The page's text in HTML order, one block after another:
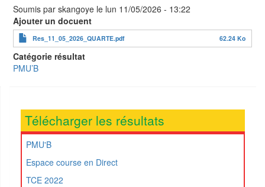
Soumis par skangoye le lun 11/05/2026 - 13:22
Ajouter un docuent
Res_11_05_2026_QUARTE.pdf 62.24 Ko
Catégorie résultat
PMU’B
Télécharger les résultats
PMU'B
Espace course en Direct
TCE 2022